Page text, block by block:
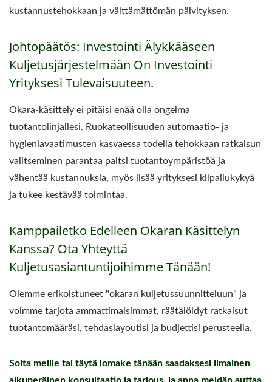
kustannustehokkaan ja välttämättömän päivityksen.
Johtopäätös: Investointi Älykkääseen
Kuljetusjärjestelmään On Investointi
Yrityksesi Tulevaisuuteen.
Okara-käsittely ei pitäisi enää olla ongelma
tuotantolinjallesi. Ruokateollisuuden automaatio- ja
hygieniavaatimusten kasvaessa todella tehokkaan ratkaisun
valitseminen parantaa paitsi tuotantoympäristöä ja
vähentää kustannuksia, myös lisää yrityksesi kilpailukykyä
ja tukee kestävää toimintaa.
Kamppailetko Edelleen Okaran Käsittelyn
Kanssa? Ota Yhteyttä
Kuljetusasiantuntijoihimme Tänään!
Olemme erikoistuneet "okaran kuljetussuunnitteluun" ja
voimme tarjota ammattimaisimmat, räätälöidyt ratkaisut
tuotantomääräsi, tehdaslayoutisi ja budjettisi perusteella.
Soita meille tai täytä lomake tänään saadaksesi ilmainen